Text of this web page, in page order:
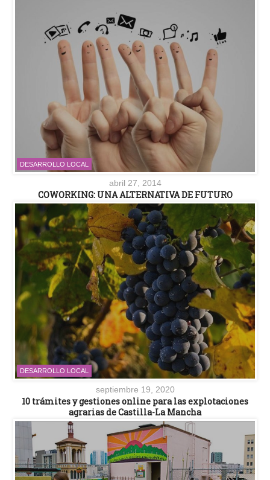
DESARROLLO LOCAL
abril 27, 2014
COWORKING: UNA ALTERNATIVA DE FUTURO
DESARROLLO LOCAL
septiembre 19, 2020
10 trámites y gestiones online para las explotaciones
agrarias de Castilla-La Mancha